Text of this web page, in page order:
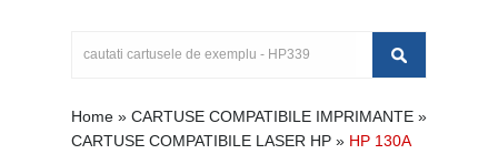
Home » CARTUSE COMPATIBILE IMPRIMANTE »
CARTUSE COMPATIBILE LASER HP » HP 130A